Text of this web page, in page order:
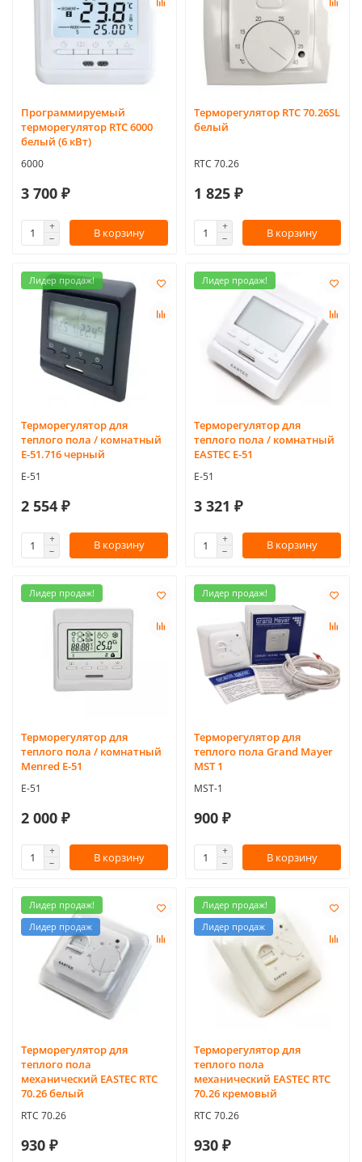
Программируемый
терморегулятор RTC 6000
белый (6 кВт)
6000
3 700 ₽
В корзину
Терморегулятор RTC 70.26SL
белый
RTC 70.26
1 825 ₽
В корзину
Лидер продаж!
Терморегулятор для
теплого пола / комнатный
Е-51.716 черный
E-51
2 554 ₽
В корзину
Лидер продаж!
Терморегулятор для
теплого пола / комнатный
EASTEC Е-51
E-51
3 321 ₽
В корзину
Лидер продаж!
Терморегулятор для
теплого пола / комнатный
Menred Е-51
E-51
2 000 ₽
В корзину
Лидер продаж!
Терморегулятор для
теплого пола Grand Mayer
MST 1
MST-1
900 ₽
В корзину
Лидер продаж!
Лидер продаж
Терморегулятор для
теплого пола
механический EASTEC RTC
70.26 белый
RTC 70.26
930 ₽
Лидер продаж!
Лидер продаж
Терморегулятор для
теплого пола
механический EASTEC RTC
70.26 кремовый
RTC 70.26
930 ₽